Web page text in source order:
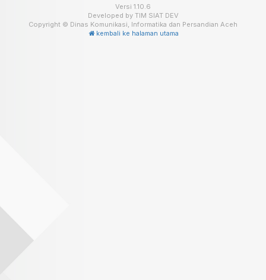
Versi 1.10.6
Developed by TIM SIAT DEV
Copyright © Dinas Komunikasi, Informatika dan Persandian Aceh
kembali ke halaman utama